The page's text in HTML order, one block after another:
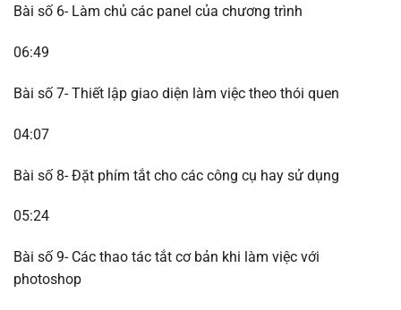
Bài số 6- Làm chủ các panel của chương trình
06:49
Bài số 7- Thiết lập giao diện làm việc theo thói quen
04:07
Bài số 8- Đặt phím tắt cho các công cụ hay sử dụng
05:24
Bài số 9- Các thao tác tắt cơ bản khi làm việc với
photoshop